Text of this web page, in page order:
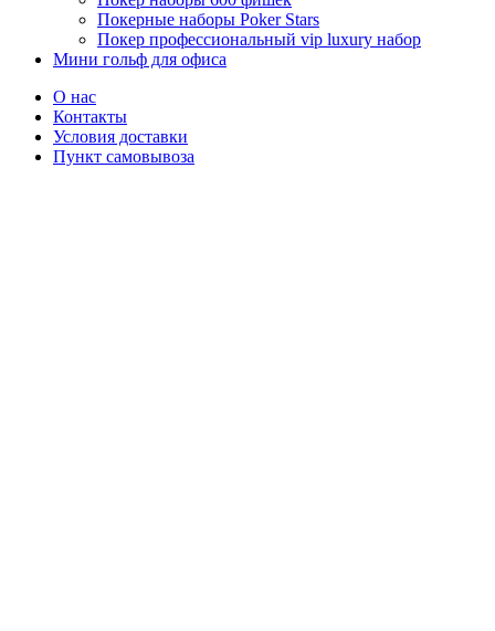
Покерные наборы Poker Stars
Покер профессиональный vip luxury набор
Мини гольф для офиса
О нас
Контакты
Условия доставки
Пункт самовывоза